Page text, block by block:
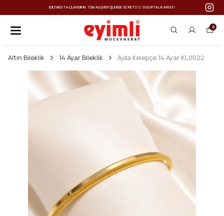
IŞILTINIZI TAÇLANDIRIN: TÜM ALIŞVERIŞLERDE ÜCRETSIZ SIGORTALI KARGO!
0
Altın Bileklik 14 Ayar Bileklik Ajda Kelepçe 14 Ayar KL0022